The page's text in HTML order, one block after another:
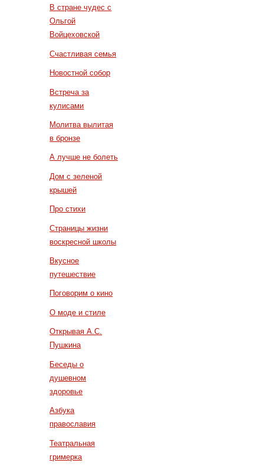
В стране чудес с
Ольгой
Войцеховской
Счастливая семья
Новостной собор
Встреча за
кулисами
Молитва вылитая
в бронзе
А лучше не болеть
Дом с зеленой
крышей
Про стихи
Страницы жизни
воскресной школы
Вкусное
путешествие
Поговорим о кино
О моде и стиле
Открывая А.С.
Пушкина
Беседы о
душевном
здоровье
Азбука
православия
Театральная
гримерка